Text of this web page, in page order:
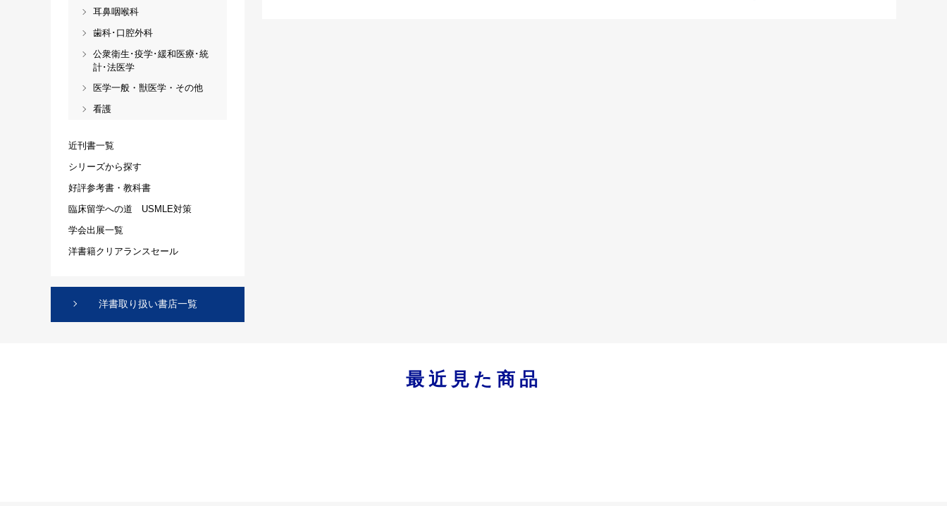
耳鼻咽喉科
歯科･口腔外科
公衆衛生･疫学･緩和医療･統
計･法医学
医学一般・獣医学・その他
看護
近刊書一覧
シリーズから探す
好評参考書・教科書
臨床留学への道 USMLE対策
学会出展一覧
洋書籍クリアランスセール
洋書取り扱い書店一覧
最近見た商品